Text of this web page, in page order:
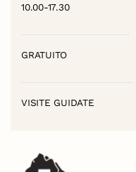
10.00-17.30
GRATUITO
VISITE GUIDATE